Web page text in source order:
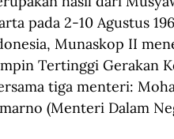
pada 2-10 Agustus
Munaskop II
Tertinggi Gerakan
tiga menteri:
(Menteri Dalam